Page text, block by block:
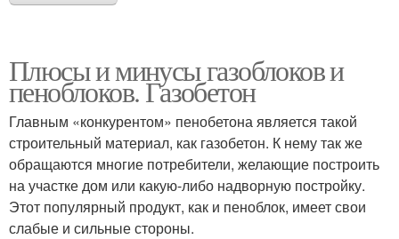
Плюсы и минусы газоблоков и
пеноблоков. Газобетон
Главным «конкурентом» пенобетона является такой
строительный материал, как газобетон. К нему так же
обращаются многие потребители, желающие построить
на участке дом или какую-либо надворную постройку.
Этот популярный продукт, как и пеноблок, имеет свои
слабые и сильные стороны.